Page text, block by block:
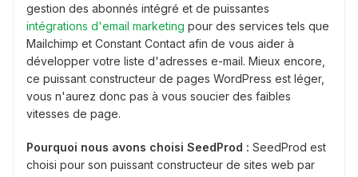
gestion des abonnés intégré et de puissantes
intégrations d'email marketing pour des services tels que
Mailchimp et Constant Contact afin de vous aider à
développer votre liste d'adresses e-mail. Mieux encore,
ce puissant constructeur de pages WordPress est léger,
vous n'aurez donc pas à vous soucier des faibles
vitesses de page.
Pourquoi nous avons choisi SeedProd : SeedProd est
choisi pour son puissant constructeur de sites web par